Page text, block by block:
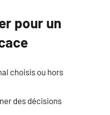
pour un
choisis ou hors
des décisions